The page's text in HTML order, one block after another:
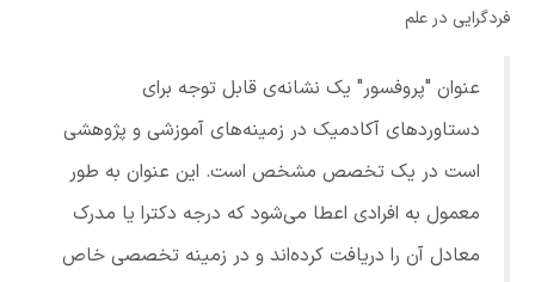
فردگرایی در علم
عنوان "پروفسور" یک نشانه‌ی قابل توجه برای
دستاوردهای آکادمیک در زمینه‌های آموزشی و پژوهشی
است در یک تخصص مشخص است. این عنوان به طور
معمول به افرادی اعطا می‌شود که درجه دکترا یا مدرک
معادل آن را دریافت کرده‌اند و در زمینه تخصصی خاص